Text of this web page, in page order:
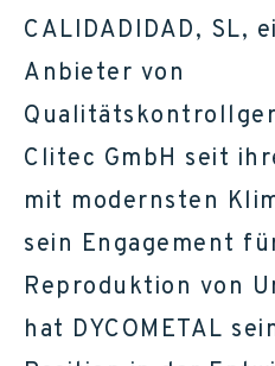
CALIDADIDAD, SL,
Anbieter von
Clitec GmbH seit
mit modernsten
sein Engagement
Reproduktion von
hat DYCOMETAL